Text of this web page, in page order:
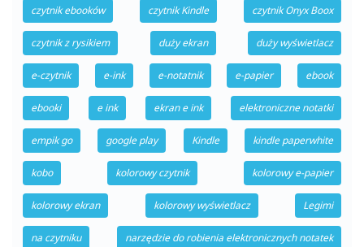
czytnik ebooków czytnik Kindle czytnik Onyx Boox
czytnik z rysikiem duży ekran duży wyświetlacz
e-czytnik e-ink e-notatnik e-papier ebook
ebooki e ink ekran e ink elektroniczne notatki
empik go google play Kindle kindle paperwhite
kobo kolorowy czytnik kolorowy e-papier
kolorowy ekran kolorowy wyświetlacz Legimi
na czytniku narzędzie do robienia elektronicznych notatek